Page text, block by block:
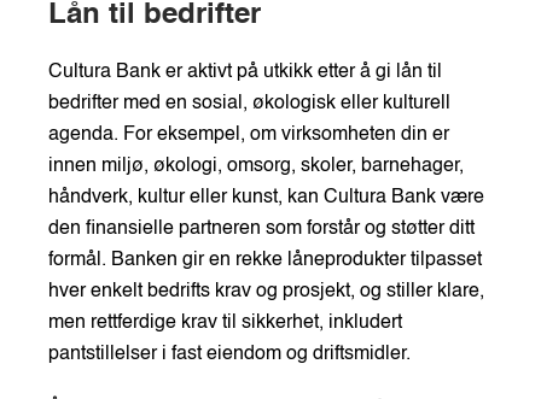
Lån til bedrifter
Cultura Bank er aktivt på utkikk etter å gi lån til
bedrifter med en sosial, økologisk eller kulturell
agenda. For eksempel, om virksomheten din er
innen miljø, økologi, omsorg, skoler, barnehager,
håndverk, kultur eller kunst, kan Cultura Bank være
den finansielle partneren som forstår og støtter ditt
formål. Banken gir en rekke låneprodukter tilpasset
hver enkelt bedrifts krav og prosjekt, og stiller klare,
men rettferdige krav til sikkerhet, inkludert
pantstillelser i fast eiendom og driftsmidler.